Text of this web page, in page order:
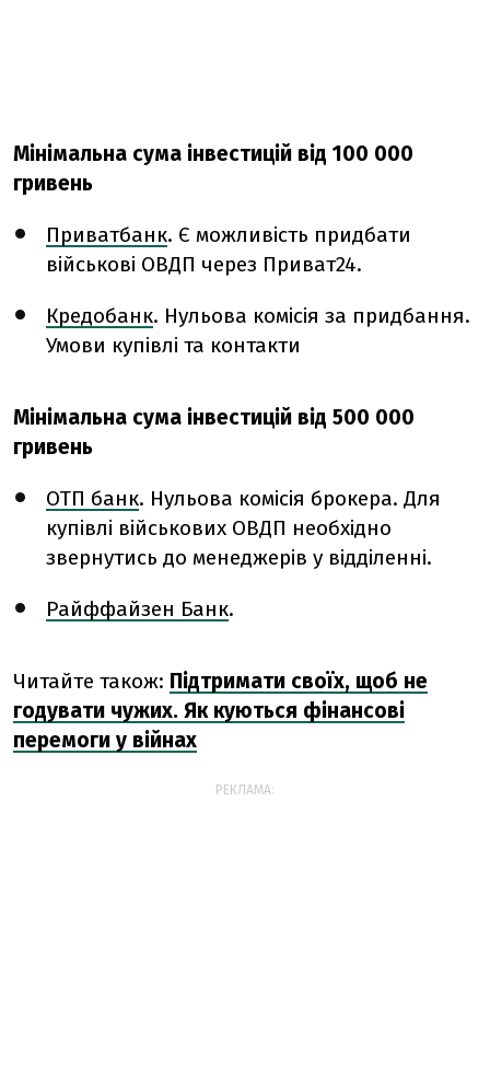
Мінімальна сума інвестицій від 100 000
гривень
Приватбанк. Є можливість придбати
військові ОВДП через Приват24.
Кредобанк. Нульова комісія за придбання.
Умови купівлі та контакти
Мінімальна сума інвестицій від 500 000
гривень
ОТП банк. Нульова комісія брокера. Для
купівлі військових ОВДП необхідно
звернутись до менеджерів у відділенні.
Райффайзен Банк.
Читайте також: Підтримати своїх, щоб не
годувати чужих. Як куються фінансові
перемоги у війнах
РЕКЛАМА: